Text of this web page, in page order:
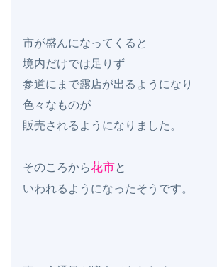
市が盛んになってくると
境内だけでは足りず
参道にまで露店が出るようになり
色々なものが
販売されるようになりました。
そのころから花市と
いわれるようになったそうです。